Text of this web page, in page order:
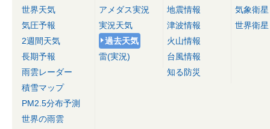
世界天気
気圧予報
2週間天気
長期予報
雨雲レーダー
積雪マップ
PM2.5分布予測
世界の雨雲
アメダス実況
実況天気
過去天気
雷(実況)
地震情報
津波情報
火山情報
台風情報
知る防災
気象衛星
世界衛星